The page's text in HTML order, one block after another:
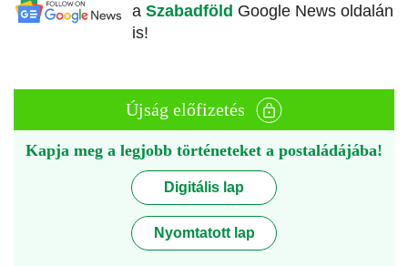
a Szabadföld Google News oldalán
is!
Újság előfizetés
Kapja meg a legjobb történeteket a postaládájába!
Digitális lap
Nyomtatott lap